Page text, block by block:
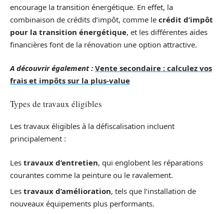
encourage la transition énergétique. En effet, la
combinaison de crédits d’impôt, comme le crédit d’impôt
pour la transition énergétique, et les différentes aides
financières font de la rénovation une option attractive.
A découvrir également : Vente secondaire : calculez vos
frais et impôts sur la plus-value
Types de travaux éligibles
Les travaux éligibles à la défiscalisation incluent
principalement :
Les travaux d’entretien, qui englobent les réparations
courantes comme la peinture ou le ravalement.
Les travaux d’amélioration, tels que l’installation de
nouveaux équipements plus performants.